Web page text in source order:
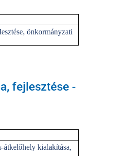
önkormányzati
fejlesztése -
átkelőhely kialakítása,